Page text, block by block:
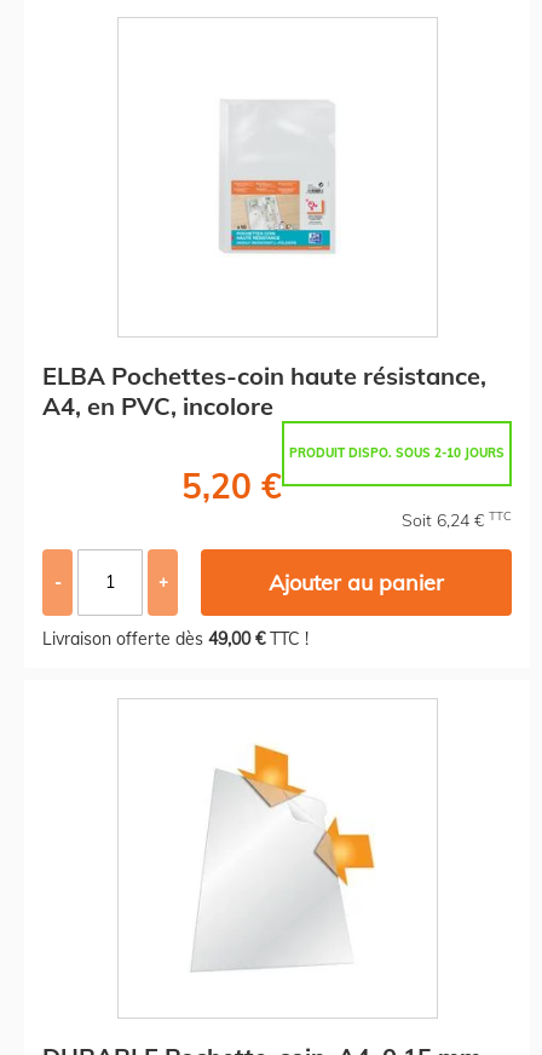
ELBA Pochettes-coin haute résistance,
A4, en PVC, incolore
PRODUIT DISPO. SOUS 2-10 JOURS
5,20 €
Soit 6,24 € TTC
- + Ajouter au panier
Livraison offerte dès 49,00 €TTC !